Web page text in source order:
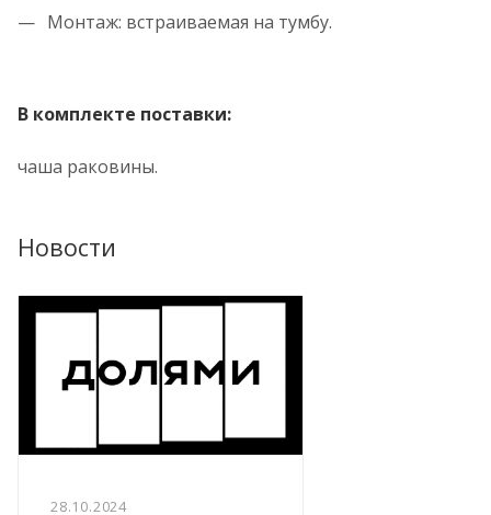
Монтаж: встраиваемая на тумбу.
В комплекте поставки:
чаша раковины.
Новости
28.10.2024